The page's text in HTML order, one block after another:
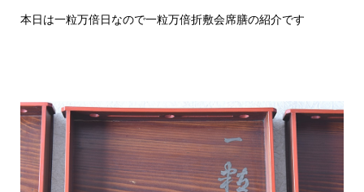
本日は一粒万倍日なので一粒万倍折敷会席膳の紹介です